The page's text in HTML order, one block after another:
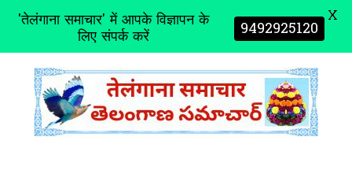
'तेलंगाना समाचार' में आपके विज्ञापन के
लिए संपर्क करें 9492925120 X